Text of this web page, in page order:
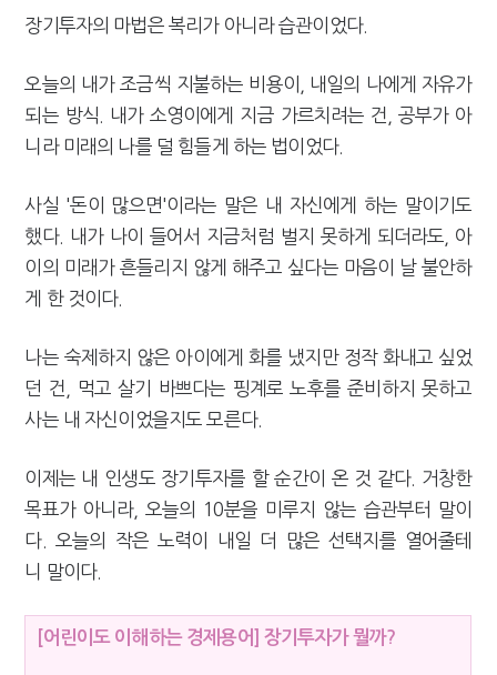
장기투자의 마법은 복리가 아니라 습관이었다.
오늘의 내가 조금씩 지불하는 비용이, 내일의 나에게 자유가
되는 방식. 내가 소영이에게 지금 가르치려는 건, 공부가 아
니라 미래의 나를 덜 힘들게 하는 법이었다.
사실 '돈이 많으면'이라는 말은 내 자신에게 하는 말이기도
했다. 내가 나이 들어서 지금처럼 벌지 못하게 되더라도, 아
이의 미래가 흔들리지 않게 해주고 싶다는 마음이 날 불안하
게 한 것이다.
나는 숙제하지 않은 아이에게 화를 냈지만 정작 화내고 싶었
던 건, 먹고 살기 바쁘다는 핑계로 노후를 준비하지 못하고
사는 내 자신이었을지도 모른다.
이제는 내 인생도 장기투자를 할 순간이 온 것 같다. 거창한
목표가 아니라, 오늘의 10분을 미루지 않는 습관부터 말이
다. 오늘의 작은 노력이 내일 더 많은 선택지를 열어줄테
니 말이다.
[어린이도 이해하는 경제용어] 장기투자가 뭘까?